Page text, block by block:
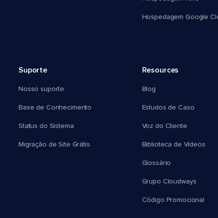
Hospedagem Google
Suporte
Nosso suporte
Base de Conhecimento
Status do Sistema
Migração de Site Grátis
Resources
Blog
Estudos de Caso
Voz do Cliente
Biblioteca de Vídeos
Glossário
Grupo Cloudways
Código Promocional